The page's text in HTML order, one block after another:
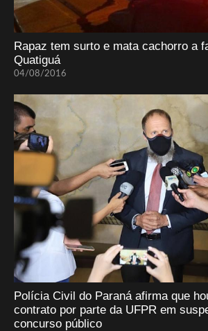
Rapaz tem surto e mata cachorro a
Quatiguá
04/08/2016
Polícia Civil do Paraná afirma que
contrato por parte da UFPR em
concurso público